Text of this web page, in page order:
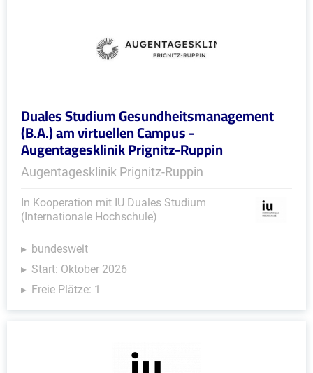
Duales Studium Gesundheitsmanagement
(B.A.) am virtuellen Campus -
Augentagesklinik Prignitz-Ruppin
Augentagesklinik Prignitz-Ruppin
In Kooperation mit IU Duales Studium
(Internationale Hochschule)
bundesweit
Start: Oktober 2026
Freie Plätze: 1